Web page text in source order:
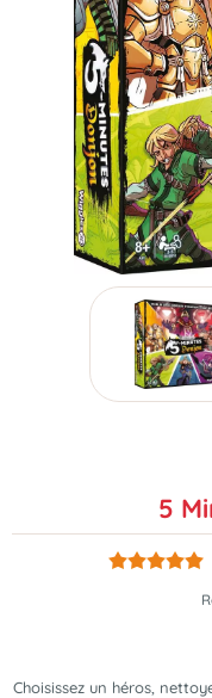
5
Choisissez un héros,